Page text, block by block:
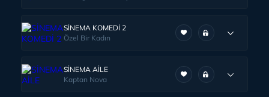
SİNEMA KOMEDİ 2
Özel Bir Kadın
SİNEMA AİLE
Kaptan Nova